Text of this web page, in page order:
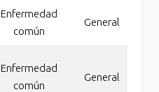
Enfermedad
común
General
Enfermedad
común
General